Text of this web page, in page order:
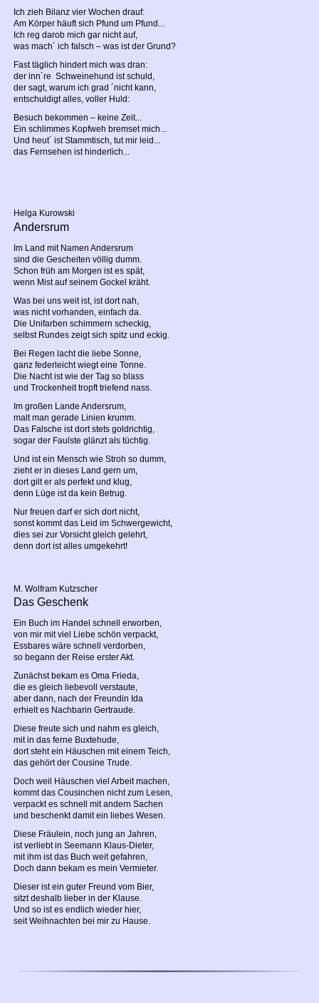
Ich zieh Bilanz vier Wochen drauf:
Am Körper häuft sich Pfund um Pfund...
Ich reg darob mich gar nicht auf,
was mach´ ich falsch – was ist der Grund?
Fast täglich hindert mich was dran:
der inn´re Schweinehund ist schuld,
der sagt, warum ich grad ´nicht kann,
entschuldigt alles, voller Huld:
Besuch bekommen – keine Zeit...
Ein schlimmes Kopfweh bremset mich...
Und heut´ ist Stammtisch, tut mir leid...
das Fernsehen ist hinderlich...
Helga Kurowski
Andersrum
Im Land mit Namen Andersrum
sind die Gescheiten völlig dumm.
Schon früh am Morgen ist es spät,
wenn Mist auf seinem Gockel kräht.
Was bei uns weit ist, ist dort nah,
was nicht vorhanden, einfach da.
Die Unifarben schimmern scheckig,
selbst Rundes zeigt sich spitz und eckig.
Bei Regen lacht die liebe Sonne,
ganz federleicht wiegt eine Tonne.
Die Nacht ist wie der Tag so blass
und Trockenheit tropft triefend nass.
Im großen Lande Andersrum,
malt man gerade Linien krumm.
Das Falsche ist dort stets goldrichtig,
sogar der Faulste glänzt als tüchtig.
Und ist ein Mensch wie Stroh so dumm,
zieht er in dieses Land gern um,
dort gilt er als perfekt und klug,
denn Lüge ist da kein Betrug.
Nur freuen darf er sich dort nicht,
sonst kommt das Leid im Schwergewicht,
dies sei zur Vorsicht gleich gelehrt,
denn dort ist alles umgekehrt!
M. Wolfram Kutzscher
Das Geschenk
Ein Buch im Handel schnell erworben,
von mir mit viel Liebe schön verpackt,
Essbares wäre schnell verdorben,
so begann der Reise erster Akt.
Zunächst bekam es Oma Frieda,
die es gleich liebevoll verstaute,
aber dann, nach der Freundin Ida
erhielt es Nachbarin Gertraude.
Diese freute sich und nahm es gleich,
mit in das ferne Buxtehude,
dort steht ein Häuschen mit einem Teich,
das gehört der Cousine Trude.
Doch weil Häuschen viel Arbeit machen,
kommt das Cousinchen nicht zum Lesen,
verpackt es schnell mit andern Sachen
und beschenkt damit ein liebes Wesen.
Diese Fräulein, noch jung an Jahren,
ist verliebt in Seemann Klaus-Dieter,
mit ihm ist das Buch weit gefahren,
Doch dann bekam es mein Vermieter.
Dieser ist ein guter Freund vom Bier,
sitzt deshalb lieber in der Klause.
Und so ist es endlich wieder hier,
seit Weihnachten bei mir zu Hause.